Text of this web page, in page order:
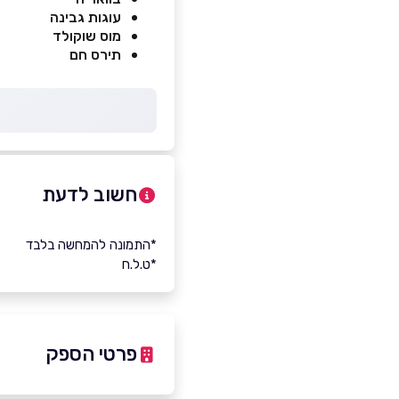
עוגות גבינה
מוס שוקולד
תירס חם
חשוב לדעת
*התמונה להמחשה בלבד
*ט.ל.ח
פרטי הספק